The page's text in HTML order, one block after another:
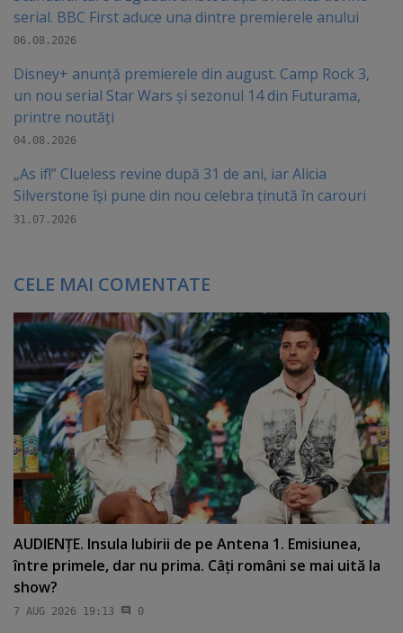
serial. BBC First aduce una dintre premierele anului
06.08.2026
Disney+ anunță premierele din august. Camp Rock 3,
un nou serial Star Wars și sezonul 14 din Futurama,
printre noutăți
04.08.2026
„As if!” Clueless revine după 31 de ani, iar Alicia
Silverstone își pune din nou celebra ținută în carouri
31.07.2026
CELE MAI COMENTATE
AUDIENŢE. Insula Iubirii de pe Antena 1. Emisiunea,
între primele, dar nu prima. Câţi români se mai uită la
show?
7 AUG 2026 19:13 0